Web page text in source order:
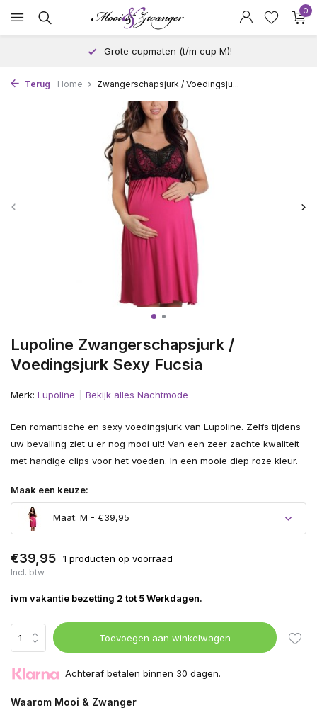
0
Grote cupmaten (t/m cup M)!
Terug Home Zwangerschapsjurk / Voedingsju...
Lupoline Zwangerschapsjurk /
Voedingsjurk Sexy Fucsia
Merk: Lupoline Bekijk alles Nachtmode
Een romantische en sexy voedingsjurk van Lupoline. Zelfs tijdens
uw bevalling ziet u er nog mooi uit! Van een zeer zachte kwaliteit
met handige clips voor het voeden. In een mooie diep roze kleur.
Maak een keuze:
Maat: M - €39,95
Uitverkocht
€39,95 1 producten op voorraad
Incl. btw
ivm vakantie bezetting 2 tot 5 Werkdagen.
Toevoegen aan winkelwagen
Achteraf betalen binnen 30 dagen.
Waarom Mooi & Zwanger